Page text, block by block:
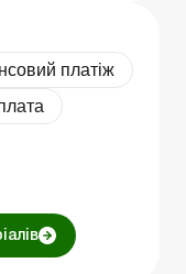
платіж